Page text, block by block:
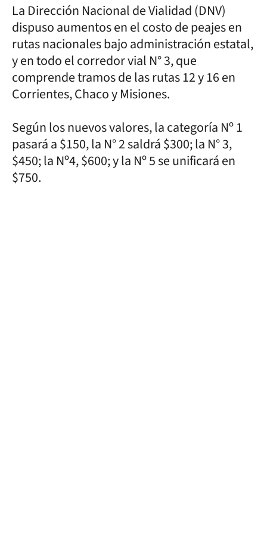
La Dirección Nacional de Vialidad (DNV)
dispuso aumentos en el costo de peajes en
rutas nacionales bajo administración estatal,
y en todo el corredor vial N° 3, que
comprende tramos de las rutas 12 y 16 en
Corrientes, Chaco y Misiones.
Según los nuevos valores, la categoría Nº 1
pasará a $150, la N° 2 saldrá $300; la N° 3,
$450; la Nº4, $600; y la Nº 5 se unificará en
$750.